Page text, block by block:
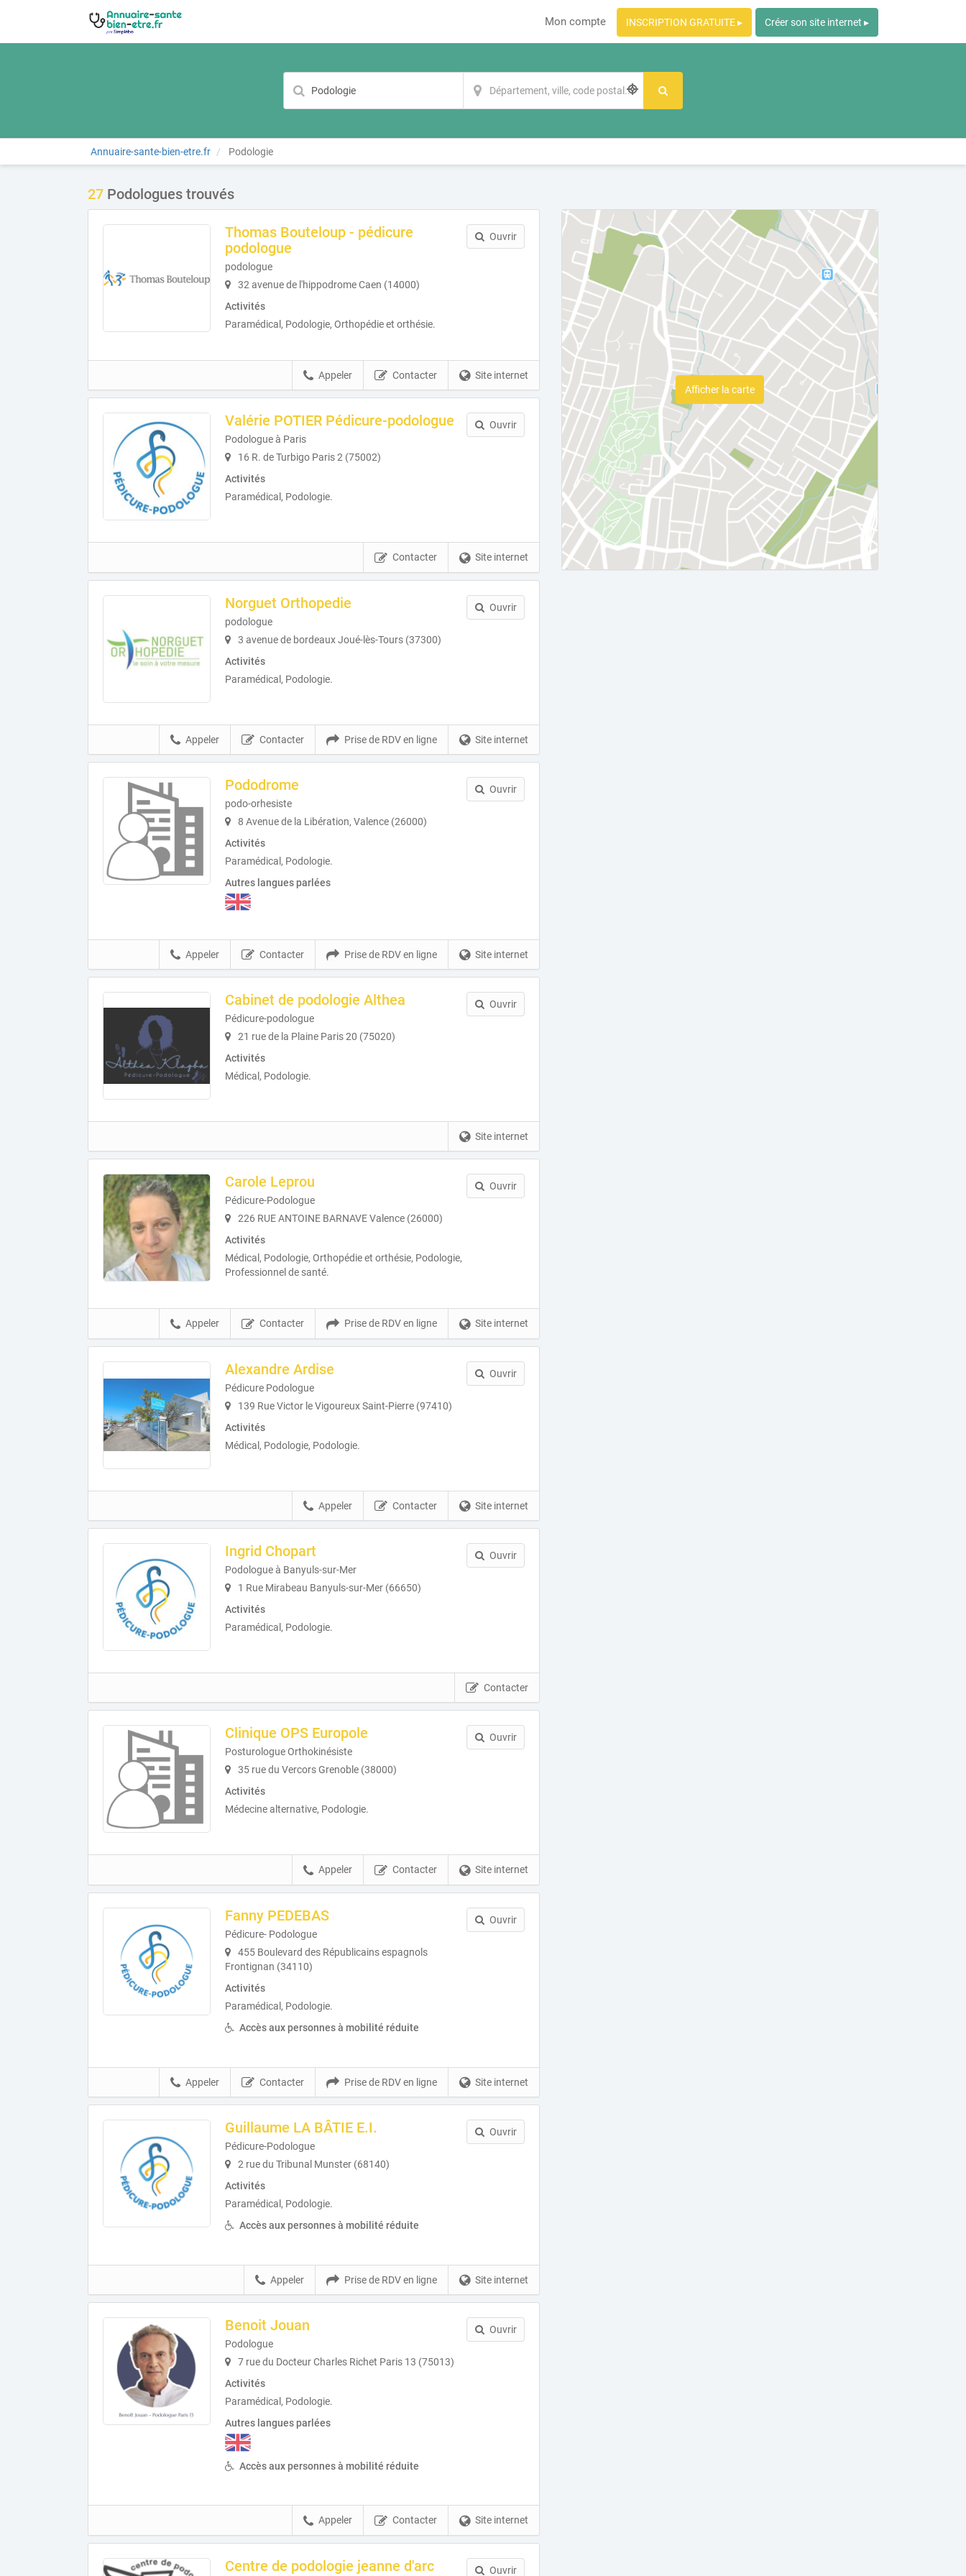
Mon compte INSCRIPTION GRATUITE ▸ Créer son site internet ▸
Annuaire-sante-bien-etre.fr Podologie
27 Podologues trouvés
Thomas Bouteloup - pédicure
podologue
podologue
32 avenue de l'hippodrome Caen (14000)
Activités
Paramédical, Podologie, Orthopédie et orthésie.
Ouvrir
Site internet
Contacter
Appeler
Valérie POTIER Pédicure-podologue
Podologue à Paris
16 R. de Turbigo Paris 2 (75002)
Activités
Paramédical, Podologie.
Ouvrir
Site internet
Contacter
Norguet Orthopedie
podologue
3 avenue de bordeaux Joué-lès-Tours (37300)
Activités
Paramédical, Podologie.
Ouvrir
Site internet
Prise de RDV en ligne
Contacter
Appeler
Pododrome
podo-orhesiste
8 Avenue de la Libération, Valence (26000)
Activités
Paramédical, Podologie.
Autres langues parlées
Ouvrir
Site internet
Prise de RDV en ligne
Contacter
Appeler
Cabinet de podologie Althea
Pédicure-podologue
21 rue de la Plaine Paris 20 (75020)
Activités
Médical, Podologie.
Ouvrir
Site internet
Carole Leprou
Pédicure-Podologue
226 RUE ANTOINE BARNAVE Valence (26000)
Activités
Médical, Podologie, Orthopédie et orthésie, Podologie,
Professionnel de santé.
Ouvrir
Site internet
Prise de RDV en ligne
Contacter
Appeler
Alexandre Ardise
Pédicure Podologue
139 Rue Victor le Vigoureux Saint-Pierre (97410)
Activités
Médical, Podologie, Podologie.
Ouvrir
Site internet
Contacter
Appeler
Ingrid Chopart
Podologue à Banyuls-sur-Mer
1 Rue Mirabeau Banyuls-sur-Mer (66650)
Activités
Paramédical, Podologie.
Ouvrir
Contacter
Clinique OPS Europole
Posturologue Orthokinésiste
35 rue du Vercors Grenoble (38000)
Activités
Médecine alternative, Podologie.
Ouvrir
Site internet
Contacter
Appeler
Fanny PEDEBAS
Pédicure- Podologue
455 Boulevard des Républicains espagnols
Frontignan (34110)
Activités
Paramédical, Podologie.
Accès aux personnes à mobilité réduite
Ouvrir
Site internet
Prise de RDV en ligne
Contacter
Appeler
Guillaume LA BÂTIE E.I.
Pédicure-Podologue
2 rue du Tribunal Munster (68140)
Activités
Paramédical, Podologie.
Accès aux personnes à mobilité réduite
Ouvrir
Site internet
Prise de RDV en ligne
Appeler
Benoit Jouan
Podologue
7 rue du Docteur Charles Richet Paris 13 (75013)
Activités
Paramédical, Podologie.
Autres langues parlées
Accès aux personnes à mobilité réduite
Ouvrir
Site internet
Contacter
Appeler
Centre de podologie jeanne d'arc Ouvrir
Afficher la carte